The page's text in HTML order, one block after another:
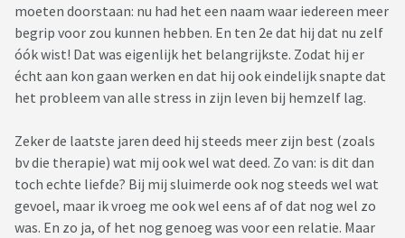
moeten doorstaan: nu had het een naam waar iedereen meer
begrip voor zou kunnen hebben. En ten 2e dat hij dat nu zelf
óók wist! Dat was eigenlijk het belangrijkste. Zodat hij er
écht aan kon gaan werken en dat hij ook eindelijk snapte dat
het probleem van alle stress in zijn leven bij hemzelf lag.
Zeker de laatste jaren deed hij steeds meer zijn best (zoals
bv die therapie) wat mij ook wel wat deed. Zo van: is dit dan
toch echte liefde? Bij mij sluimerde ook nog steeds wel wat
gevoel, maar ik vroeg me ook wel eens af of dat nog wel zo
was. En zo ja, of het nog genoeg was voor een relatie. Maar